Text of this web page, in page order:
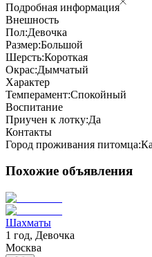
Подробная информация
Внешность
Пол:Девочка
Размер:Большой
Шерсть:Короткая
Окрас:Дымчатый
Характер
Темперамент:Спокойный
Воспитание
Приучен к лотку:Да
Контакты
Город проживания питомца:
Похожие объявления
Шахматы
1 год, Девочка
Москва